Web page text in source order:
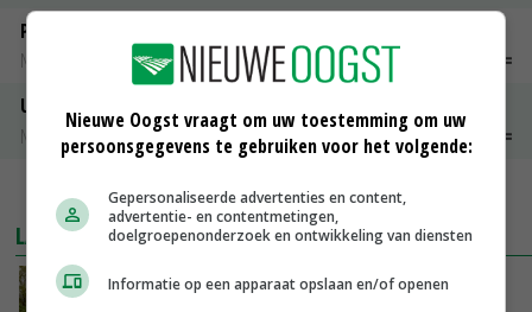
Peen
Noteringen
€ 26,00
Uien Middenmeer Geel 30-60% grof
Noteringen
€ 0,00~ € 0,00
MEER MARKTPRIJZEN
LAATSTE NIEUWS
Hoeve Schaffersberg: basis voor vindingrijke
Nieuwe Oogst vraagt om uw toestemming om uw
persoonsgegevens te gebruiken voor het volgende:
Gepersonaliseerde advertenties en content,
advertentie- en contentmetingen,
doelgroepenonderzoek en ontwikkeling van diensten
Informatie op een apparaat opslaan en/of openen